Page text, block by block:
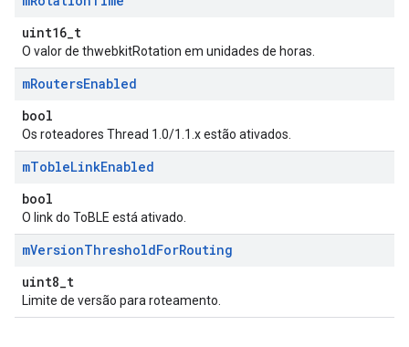
uint16_t
O valor de thwebkitRotation em unidades de horas.
mRoutersEnabled
bool
Os roteadores Thread 1.0/1.1.x estão ativados.
mTobleLinkEnabled
bool
O link do ToBLE está ativado.
mVersionThresholdForRouting
uint8_t
Limite de versão para roteamento.